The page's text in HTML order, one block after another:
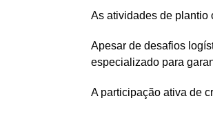
As atividades de plantio
Apesar de desafios
especializado para
A participação ativa de